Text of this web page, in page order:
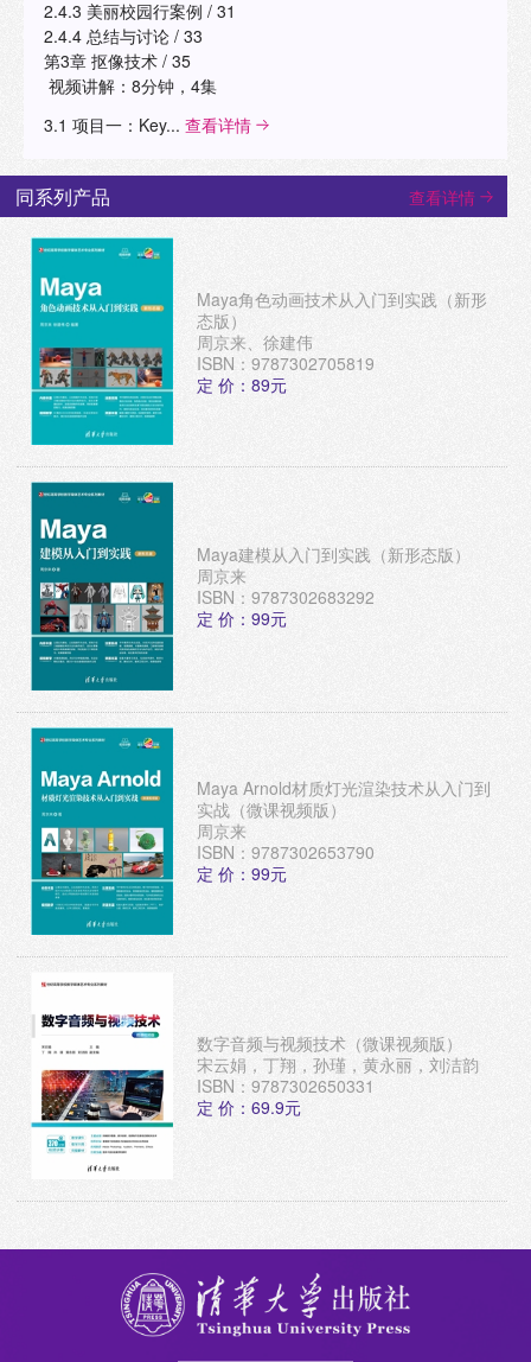
2.4.3 美丽校园行案例 / 31
2.4.4 总结与讨论 / 33
第3章 抠像技术 / 35
视频讲解：8分钟，4集
3.1 项目一：Key... 查看详情
同系列产品 查看详情
Maya角色动画技术从入门到实践（新形
态版）
周京来、徐建伟
ISBN：9787302705819
定 价：89元
Maya建模从入门到实践（新形态版）
周京来
ISBN：9787302683292
定 价：99元
Maya Arnold材质灯光渲染技术从入门到
实战（微课视频版）
周京来
ISBN：9787302653790
定 价：99元
数字音频与视频技术（微课视频版）
宋云娟，丁翔，孙瑾，黄永丽，刘洁韵
ISBN：9787302650331
定 价：69.9元